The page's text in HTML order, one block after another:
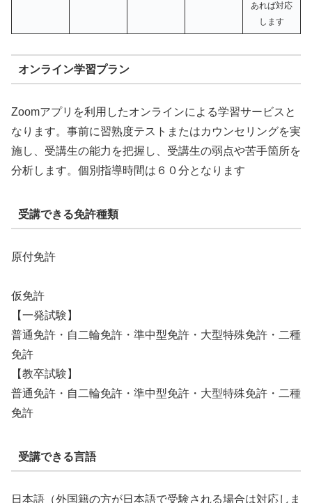
あれば対応
します
オンライン学習プラン
Zoomアプリを利用したオンラインによる学習サービスと
なります。事前に習熟度テストまたはカウンセリングを実
施し、受講生の能力を把握し、受講生の弱点や苦手箇所を
分析します。個別指導時間は６０分となります
受講できる免許種類
原付免許
仮免許
【一発試験】
普通免許・自二輪免許・準中型免許・大型特殊免許・二種
免許
【教卒試験】
普通免許・自二輪免許・準中型免許・大型特殊免許・二種
免許
受講できる言語
日本語（外国籍の方が日本語で受験される場合は対応しま